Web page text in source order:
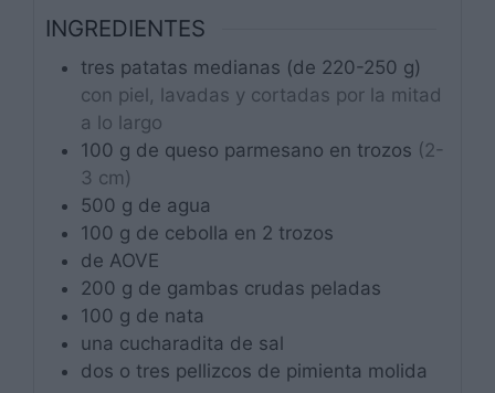
INGREDIENTES
tres patatas medianas (de 220-250 g)
con piel, lavadas y cortadas por la mitad
a lo largo
100 g de queso parmesano en trozos (2-
3 cm)
500 g de agua
100 g de cebolla en 2 trozos
de AOVE
200 g de gambas crudas peladas
100 g de nata
una cucharadita de sal
dos o tres pellizcos de pimienta molida